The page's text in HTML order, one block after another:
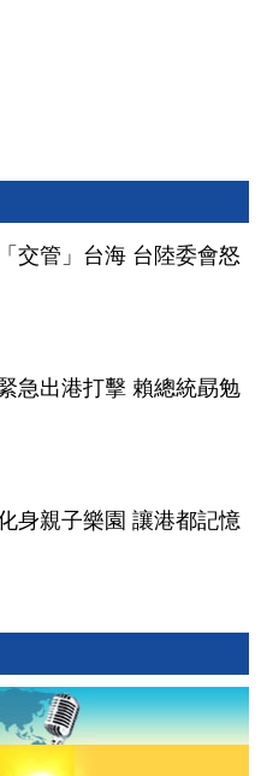
交管」台海 台陸委會怒
急出港打擊 賴總統勗勉
身親子樂園 讓港都記憶